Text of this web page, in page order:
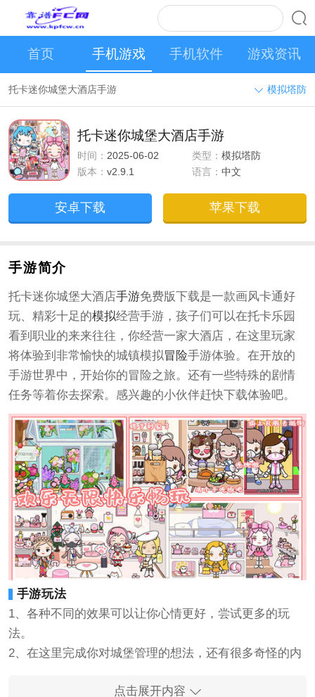
首页 手机游戏 手机软件 游戏资讯
托卡迷你城堡大酒店手游 模拟塔防
托卡迷你城堡大酒店手游
时间： 2025-06-02 类型：模拟塔防
版本：v2.9.1 语言：中文
安卓下载 苹果下载
手游简介
托卡迷你城堡大酒店手游免费版下载是一款画风卡通好
玩、精彩十足的模拟经营手游，孩子们可以在托卡乐园
看到职业的来来往往，你经营一家大酒店，在这里玩家
将体验到非常愉快的城镇模拟冒险手游体验。在开放的
手游世界中，开始你的冒险之旅。还有一些特殊的剧情
任务等着你去探索。感兴趣的小伙伴赶快下载体验吧。
手游玩法
1、各种不同的效果可以让你心情更好，尝试更多的玩
法。
2、在这里完成你对城堡管理的想法，还有很多奇怪的内
3、发挥更好的效果完成这些内容，你会有很好的感觉得
点击展开内容